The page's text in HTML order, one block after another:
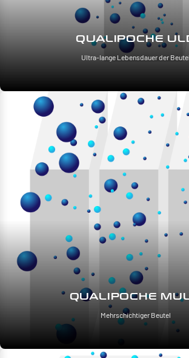
QUALIPOCHE
Ultra-lange Lebensdauer der Beutel
QUALIPOCHE
Mehrschichtiger Beutel